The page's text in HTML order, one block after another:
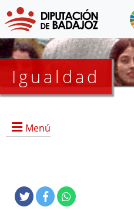
Igualdad
Menú
Portada